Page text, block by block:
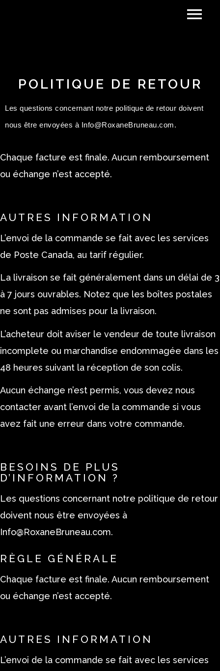
POLITIQUE DE RETOUR
Les questions concernant notre politique de retour doivent
nous être envoyées à Info@RoxaneBruneau.com.
Chaque facture est finale. Aucun remboursement
ou échange n’est accepté.
AUTRES INFORMATION
L’envoi de la commande se fait avec les services
de Poste Canada, au tarif régulier.
La livraison se fait généralement dans un délai de 3
à 7 jours ouvrables. Notez que les boîtes postales
ne sont pas admises pour la livraison.
L’acheteur doit aviser le vendeur de toute livraison
incomplete ou marchandise endommagée dans les
48 heures suivant la réception de son colis.
Aucun échange n’est permis, vous devez nous
contacter avant l’envoi de la commande si vous
avez fait une erreur dans votre commande.
BESOINS DE PLUS
D’INFORMATION ?
Les questions concernant notre politique de retour
doivent nous être envoyées à
Info@RoxaneBruneau.com.
RÈGLE GÉNÉRALE
Chaque facture est finale. Aucun remboursement
ou échange n’est accepté.
AUTRES INFORMATION
L’envoi de la commande se fait avec les services